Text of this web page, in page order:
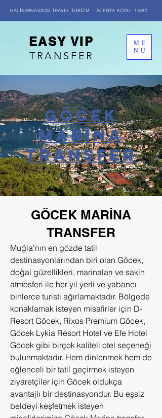
TRANSFER
EASY VIP
ME
NU
HALİKARNASSOS TRAVEL TURİZM ACENTA KODU: 11560
GÖCEK
MARİNA
transfer
GÖCEK MARİNA
TRANSFER
Muğla’nın en gözde tatil
destinasyonlarından biri olan Göcek,
doğal güzellikleri, marinaları ve sakin
atmosferi ile her yıl yerli ve yabancı
binlerce turisti ağırlamaktadır. Bölgede
konaklamak isteyen misafirler için D-
Resort Göcek, Rixos Premium Göcek,
Göcek Lykia Resort Hotel ve Efe Hotel
Göcek gibi birçok kaliteli otel seçeneği
bulunmaktadır. Hem dinlenmek hem de
eğlenceli bir tatil geçirmek isteyen
ziyaretçiler için Göcek oldukça
avantajlı bir destinasyondur. Bu eşsiz
beldeyi keşfetmek isteyen